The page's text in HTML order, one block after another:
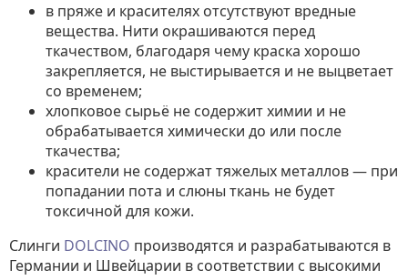
в пряже и красителях отсутствуют вредные
вещества. Нити окрашиваются перед
ткачеством, благодаря чему краска хорошо
закрепляется, не выстирывается и не выцветает
со временем;
хлопковое сырьё не содержит химии и не
обрабатывается химически до или после
ткачества;
красители не содержат тяжелых металлов — при
попадании пота и слюны ткань не будет
токсичной для кожи.
Слинги DOLCINO производятся и разрабатываются в
Германии и Швейцарии в соответствии с высокими